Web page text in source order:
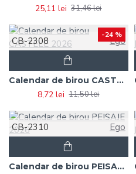
25,11 lei 31,46 lei
-24 %
CB-2308 Ego
Calendar de birou CASTELE 2026
8,72 lei 11,50 lei
CB-2310 Ego
Calendar de birou PEISAJE 2026